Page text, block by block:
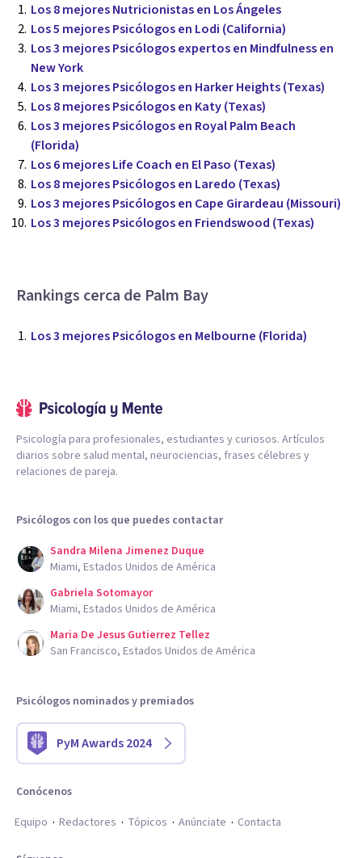
Los 8 mejores Nutricionistas en Los Ángeles
Los 5 mejores Psicólogos en Lodi (California)
Los 3 mejores Psicólogos expertos en Mindfulness en
New York
Los 3 mejores Psicólogos en Harker Heights (Texas)
Los 8 mejores Psicólogos en Katy (Texas)
Los 3 mejores Psicólogos en Royal Palm Beach
(Florida)
Los 6 mejores Life Coach en El Paso (Texas)
Los 8 mejores Psicólogos en Laredo (Texas)
Los 3 mejores Psicólogos en Cape Girardeau (Missouri)
Los 3 mejores Psicólogos en Friendswood (Texas)
Rankings cerca de Palm Bay
Los 3 mejores Psicólogos en Melbourne (Florida)
Psicología para profesionales, estudiantes y curiosos. Artículos
diarios sobre salud mental, neurociencias, frases célebres y
relaciones de pareja.
Psicólogos con los que puedes contactar
Sandra Milena Jimenez Duque
Miami, Estados Unidos de América
Gabriela Sotomayor
Miami, Estados Unidos de América
Maria De Jesus Gutierrez Tellez
San Francisco, Estados Unidos de América
Psicólogos nominados y premiados
PyM Awards 2024
Conócenos
Equipo
Redactores Tópicos Anúnciate Contacta